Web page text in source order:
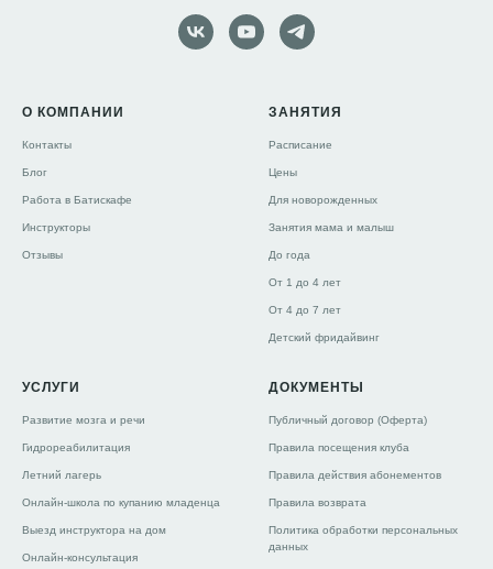
О КОМПАНИИ
Контакты
Блог
Работа в Батискафе
Инструкторы
Отзывы
ЗАНЯТИЯ
Расписание
Цены
Для новорожденных
Занятия мама и малыш
До года
От 1 до 4 лет
От 4 до 7 лет
Детский фридайвинг
УСЛУГИ
Развитие мозга и речи
Гидрореабилитация
Летний лагерь
Онлайн-школа по купанию младенца
Выезд инструктора на дом
Онлайн-консультация
ДОКУМЕНТЫ
Публичный договор (Оферта)
Правила посещения клуба
Правила действия абонементов
Правила возврата
Политика обработки персональных
данных